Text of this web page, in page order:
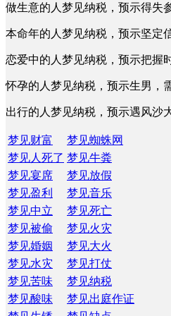
做生意的人梦见纳税，预示得失
本命年的人梦见纳税，预示坚定
恋爱中的人梦见纳税，预示把握
怀孕的人梦见纳税，预示生男，
出行的人梦见纳税，预示遇风沙
梦见财富
梦见蜘蛛网
梦见人死了 梦见牛粪
梦见宴席
梦见放假
梦见盈利
梦见音乐
梦见中立
梦见死亡
梦见被偷
梦见火灾
梦见婚姻
梦见大火
梦见水灾
梦见打仗
梦见苦味
梦见纳税
梦见酸味
梦见出庭作证